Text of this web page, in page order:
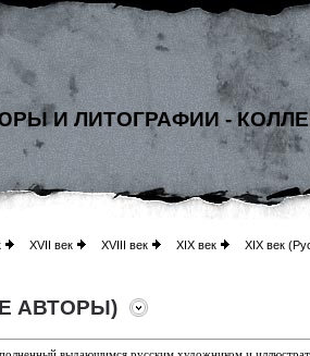
И ЛИТОГРАФИИ -
XVII век XVIII век XIX век XIX век
АВТОРЫ)